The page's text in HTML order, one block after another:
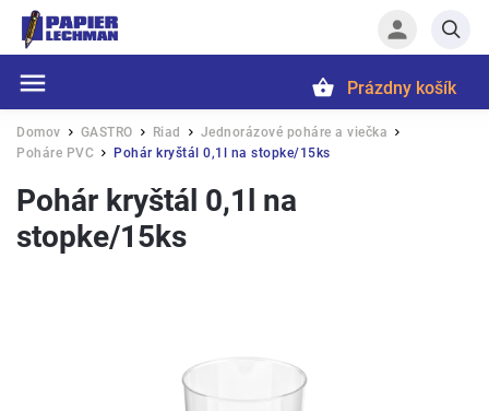
Prázdny košík
Domov / GASTRO / Riad / Jednorázové poháre a viečka /
Poháre PVC / Pohár kryštál 0,1l na stopke/15ks
Pohár kryštál 0,1l na
stopke/15ks